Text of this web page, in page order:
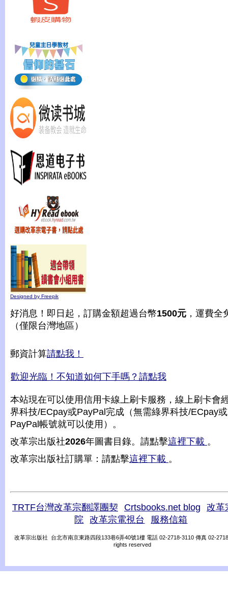
Designed by Freepik
好消息！即日起，訂購金額超過台幣1500元 ，運費全
（僅限台灣地區）
郵資計算請點我！
歡迎光臨！不知道如何下手嗎？請點我
本站現在可以使用信用卡線上刷卡服務，線上刷卡會
界科技/ECpay或PayPal完成（無需綠界科技/ECpay或
PayPal帳號就可以使用）。
改革宗出版社2026年圖書目錄。請點擊這裡下載 。
改革宗出版社訂購單：請點擊這裡下載 。
TRTF台灣改革宗翻譯團契 Crtsbooks.net blog
改革
院
改革宗電視台 服務信箱
改革宗出版社 台北市南京東路四段133巷6弄40號1樓 電話 02-2718-3110 傳真 02-
rights reserved